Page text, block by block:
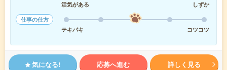
活気がある
しずか
仕事の仕方
テキパキ
コツコツ
気になる! 応募へ進む 詳しく見る